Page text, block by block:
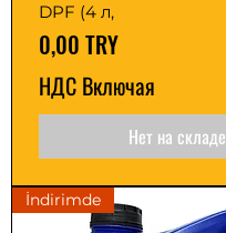
DPF (4 л,
Цена
0,00 TRY
НДС Включая
Нет на складе
İndirimde